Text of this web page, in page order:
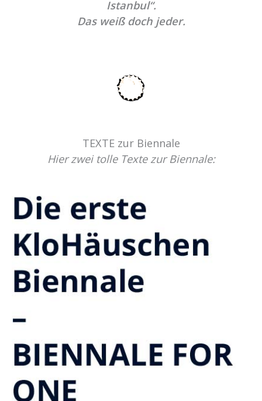
Istanbul“.
Das weiß doch jeder.
TEXTE zur Biennale
Hier zwei tolle Texte zur Biennale: